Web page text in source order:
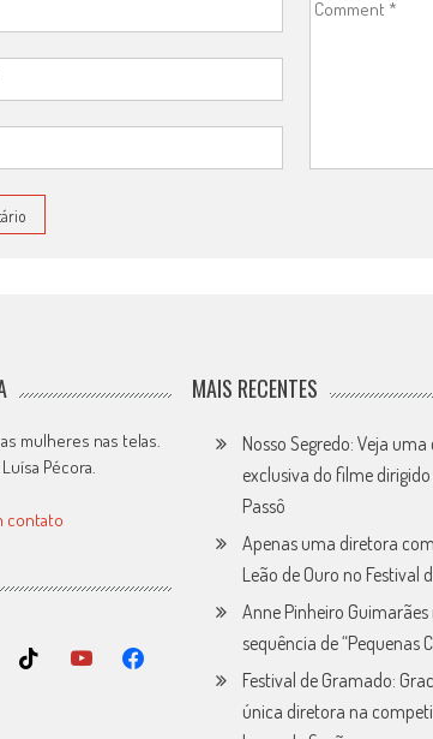
mulheres nas telas.
Pécora.
contato
MAIS RECENTES
Nosso Segredo: Veja uma
exclusiva do filme
Passô
Apenas uma diretora
Leão de Ouro no Festival
Anne Pinheiro
sequência de “Pequenas
Festival de Gramado:
única diretora na